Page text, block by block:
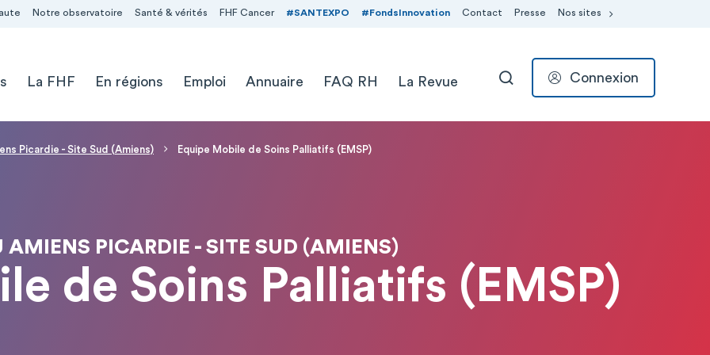
Notre observatoire Santé & vérités FHF Cancer #SANTEXPO #FondsInnovation Contact Presse Nos sites
La FHF En régions Emploi Annuaire FAQ RH La Revue RECHERCHER
Connexion
Picardie - Site Sud (Amiens) Equipe Mobile de Soins Palliatifs (EMSP)
AMIENS PICARDIE - SITE SUD (AMIENS)
de Soins Palliatifs (EMSP)